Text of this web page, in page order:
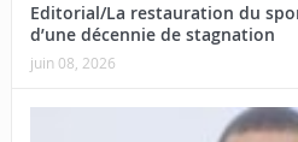
Editorial/La restauration du
d’une décennie de stagnation
juin 08, 2026